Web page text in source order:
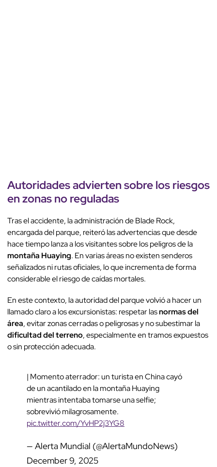
Autoridades advierten sobre los riesgos
enzonas no reguladas
Tras el accidente, la administración de Blade Rock,
encargada del parque, reiteró las advertencias que desde
hace tiempo lanza a los visitantes sobre los peligros de la
montaña Huaying. En varias áreas no existen senderos
señalizados ni rutas oficiales, lo que incrementa de forma
considerable el riesgo de caídas mortales.
En este contexto, la autoridad del parque volvió a hacer un
llamado claro a los excursionistas: respetar lasnormas del
área, evitar zonas cerradas o peligrosas y no subestimar la
dificultad del terreno, especialmente en tramos expuestos
o sin protección adecuada.
| Momento aterrador: un turista en China cayó
de un acantilado en la montaña Huaying
mientras intentaba tomarse una selfie;
sobrevivió milagrosamente.
pic.twitter.com/YvHP2j3YG8
— Alerta Mundial (@AlertaMundoNews)
December 9, 2025